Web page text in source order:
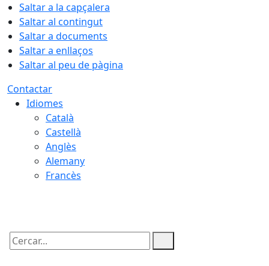
Saltar a la capçalera
Saltar al contingut
Saltar a documents
Saltar a enllaços
Saltar al peu de pàgina
Contactar
Idiomes
Català
Castellà
Anglès
Alemany
Francès
Cercar: